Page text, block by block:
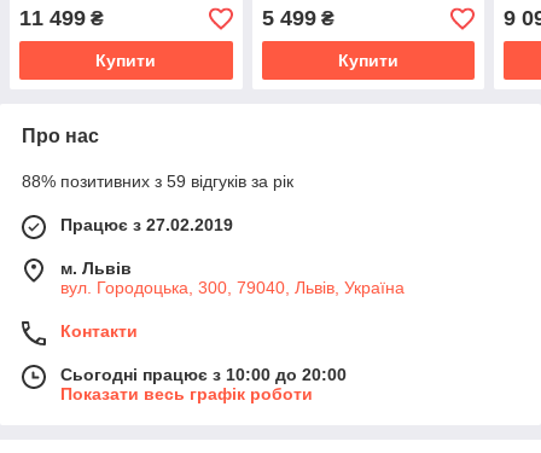
11 499 ₴
Купити
5 499₴
Купити
9
Про нас
88% позитивних з 59 відгуків за рік
Працює з 27.02.2019
м. Львів
вул. Городоцька, 300, 79040, Львів, Україна
Контакти
Сьогодні працює з 10:00 до 20:00
Показати весь графік роботи